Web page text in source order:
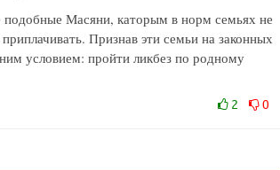
подобные Масяни, каторым в норм семьях не
Признав эти семьи на законных
условием: пройти ликбез по родному
2 0